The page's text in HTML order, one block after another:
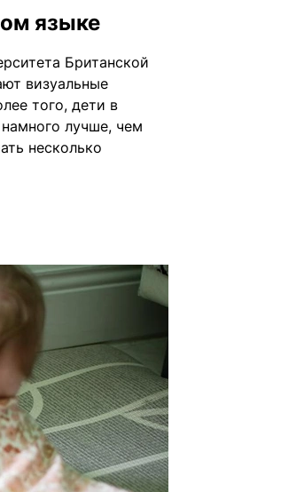
языке
Британской
визуальные
того, дети в
лучше, чем
несколько